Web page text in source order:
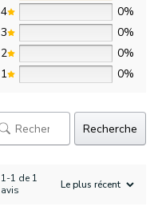
4
0%
3
0%
2
0%
1
0%
Recherche
1-1 de 1
avis